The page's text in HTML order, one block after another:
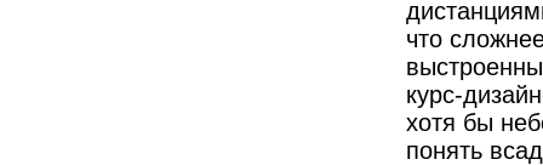
что
курс-
хотя бы
понять